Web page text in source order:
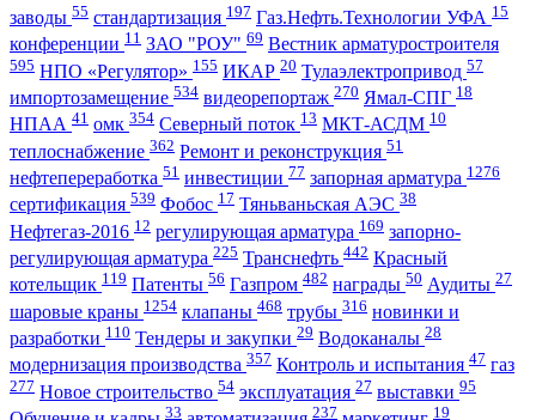
заводы 55 стандартизация 197 Газ.Нефть.Технологии УФА 15
конференции 11 ЗАО "РОУ" 69 Вестник арматуростроителя
595 НПО «Регулятор» 155 ИКАР 20 Тулаэлектропривод 57
импортозамещение 534 видеорепортаж 270 Ямал-СПГ 18
НПАА 41 омк 354 Северный поток 13 МКТ-АСДМ 10
теплоснабжение 362 Ремонт и реконструкция 51
нефтепереработка 51 инвестиции 77 запорная арматура 1276
сертификация 539 Фобос 17 Тяньваньская АЭС 38
Нефтегаз-2016 12 регулирующая арматура 169 запорно-
регулирующая арматура 225 Транснефть 442 Красный
котельщик 119 Патенты 56 Газпром 482 награды 50 Аудиты 27
шаровые краны 1254 клапаны 468 трубы 316 новинки и
разработки 110 Тендеры и закупки 29 Водоканалы 28
модернизация производства 357 Контроль и испытания 47 газ
277 Новое строительство 54 эксплуатация 27 выставки 95
33 237 19